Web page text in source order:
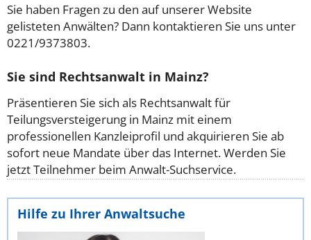
Sie haben Fragen zu den auf unserer Website
gelisteten Anwälten? Dann kontaktieren Sie uns unter
0221/9373803.
Sie sind Rechtsanwalt in Mainz?
Präsentieren Sie sich als Rechtsanwalt für
Teilungsversteigerung in Mainz mit einem
professionellen Kanzleiprofil und akquirieren Sie ab
sofort neue Mandate über das Internet. Werden Sie
jetzt Teilnehmer beim Anwalt-Suchservice.
Hilfe zu Ihrer Anwaltsuche